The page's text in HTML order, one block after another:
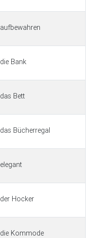
aufbewahren
die Bank
das Bett
das Bücherregal
elegant
der Hocker
die Kommode